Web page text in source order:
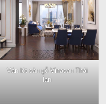
Ván lót sàn gỗ Vinasan Thái
lan